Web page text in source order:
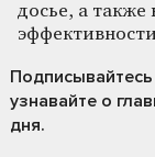
досье, а
узнавайте о
дня.